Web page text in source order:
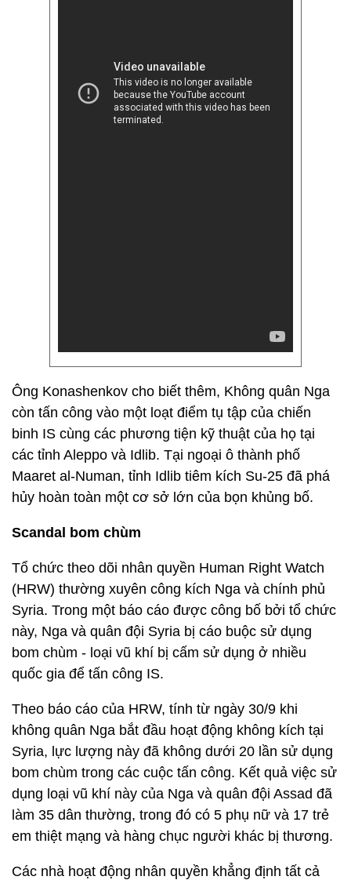
Ông Konashenkov cho biết thêm, Không quân Nga
còn tấn công vào một loạt điểm tụ tập của chiến
binh IS cùng các phương tiện kỹ thuật của họ tại
các tỉnh Aleppo và Idlib. Tại ngoại ô thành phố
Maaret al-Numan, tỉnh Idlib tiêm kích Su-25 đã phá
hủy hoàn toàn một cơ sở lớn của bọn khủng bố.
Scandal bom chùm
Tổ chức theo dõi nhân quyền Human Right Watch
(HRW) thường xuyên công kích Nga và chính phủ
Syria. Trong một báo cáo được công bố bởi tổ chức
này, Nga và quân đội Syria bị cáo buộc sử dụng
bom chùm - loại vũ khí bị cấm sử dụng ở nhiều
quốc gia để tấn công IS.
Theo báo cáo của HRW, tính từ ngày 30/9 khi
không quân Nga bắt đầu hoạt động không kích tại
Syria, lực lượng này đã không dưới 20 lần sử dụng
bom chùm trong các cuộc tấn công. Kết quả việc sử
dụng loại vũ khí này của Nga và quân đội Assad đã
làm 35 dân thường, trong đó có 5 phụ nữ và 17 trẻ
em thiệt mạng và hàng chục người khác bị thương.
Các nhà hoạt động nhân quyền khẳng định tất cả